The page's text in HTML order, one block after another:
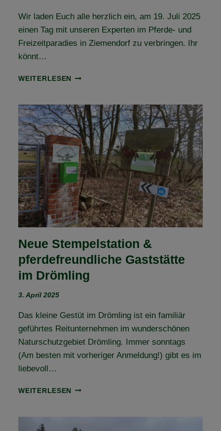
Wir laden Euch alle herzlich ein, am 19. Juli 2025
einen Tag mit unseren Experten im Pferde- und
Freizeitparadies in Ziemendorf zu verbringen. Ihr
könnt…
WEITERLESEN
TAG
(VEREINS-)TÜR
Neue Stempelstation &
pferdefreundliche Gaststätte
im Drömling
3. April 2025
Das kleine Gestüt im Drömling ist ein familiär
geführtes Reitunternehmen im wunderschönen
Naturschutzgebiet Drömling. Immer sonntags
(Am besten mit vorheriger Anmeldung!) gibt es im
liebevoll…
WEITERLESEN NEUE
PFERDEFREUNDLICHE